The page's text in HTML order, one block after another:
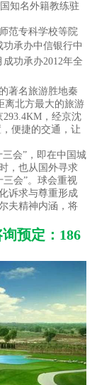
知名外籍教练驻
范专科学校等院
承办中信银行中
功承办2012年全
著名旅游胜地秦
离北方最大的旅游
，经京沈
便捷的交通，让
会”，即在中国城
，也从国外寻求
会”。球会重视
诉求与尊重形成
夫精神内涵，将
预定：186